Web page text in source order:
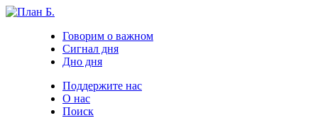
Говорим о важном
Сигнал дня
Дно дня
Поддержите нас
О нас
Поиск